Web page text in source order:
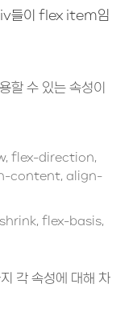
들이 flex item임
수 있는 속성이
flex-direction,
content, align-
flex-basis,
각 속성에 대해 차